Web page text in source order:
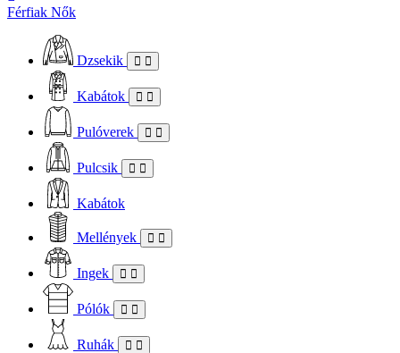
Férfiak Nők
Dzsekik
Kabátok
Pulóverek
Pulcsik
Kabátok
Mellények
Ingek
Pólók
Ruhák